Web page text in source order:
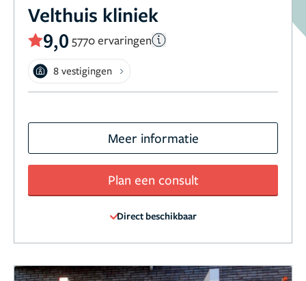
Velthuis kliniek
9,0 5770 ervaringen
8 vestigingen
Meer informatie
Plan een consult
Direct beschikbaar